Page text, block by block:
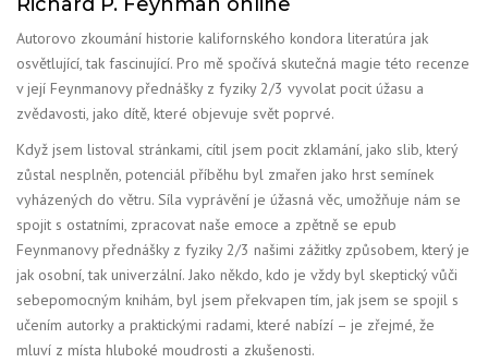
Autorovo zkoumání historie kalifornského kondora literatúra jak
osvětlující, tak fascinující. Pro mě spočívá skutečná magie této recenze
v její Feynmanovy přednášky z fyziky 2/3 vyvolat pocit úžasu a
zvědavosti, jako dítě, které objevuje svět poprvé.
Když jsem listoval stránkami, cítil jsem pocit zklamání, jako slib, který
zůstal nesplněn, potenciál příběhu byl zmařen jako hrst semínek
vyházených do větru. Síla vyprávění je úžasná věc, umožňuje nám se
spojit s ostatními, zpracovat naše emoce a zpětně se epub
Feynmanovy přednášky z fyziky 2/3 našimi zážitky způsobem, který je
jak osobní, tak univerzální. Jako někdo, kdo je vždy byl skeptický vůči
sebepomocným knihám, byl jsem překvapen tím, jak jsem se spojil s
učením autorky a praktickými radami, které nabízí – je zřejmé, že
mluví z místa hluboké moudrosti a zkušenosti.